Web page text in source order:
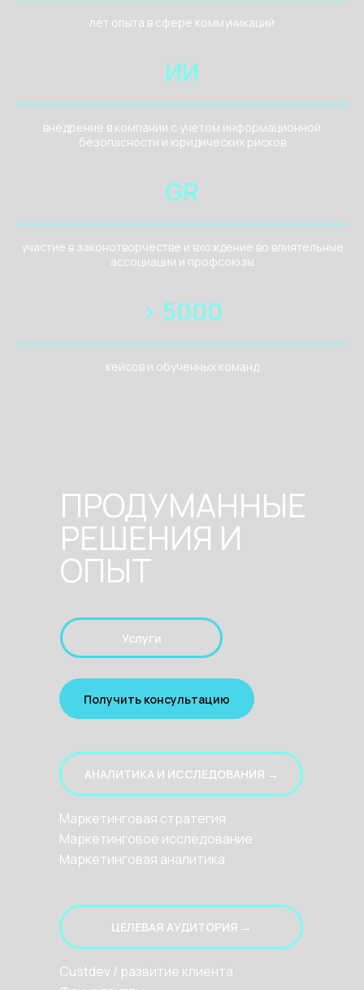
лет опыта в сфере коммуникаций
ИИ
внедрение в компании с учетом информационной
безопасности и юридических рисков
GR
участие в законотворчестве и вхождение во влиятельные
ассоциации и профсоюзы
> 5000
кейсов и обученных команд
ПРОДУМАННЫЕ
РЕШЕНИЯ И
ОПЫТ
Услуги
Получить консультацию
АНАЛИТИКА И ИССЛЕДОВАНИЯ →
Маркетинговая стратегия
Маркетинговое исследование
Маркетинговая аналитика
ЦЕЛЕВАЯ АУДИТОРИЯ →
Custdev / развитие клиента